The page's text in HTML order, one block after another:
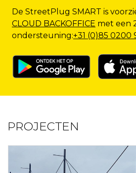
De StreetPlug SMART is
CLOUD BACKOFFICE met een
ondersteuning:+31 (0)85 0200
PROJECTEN